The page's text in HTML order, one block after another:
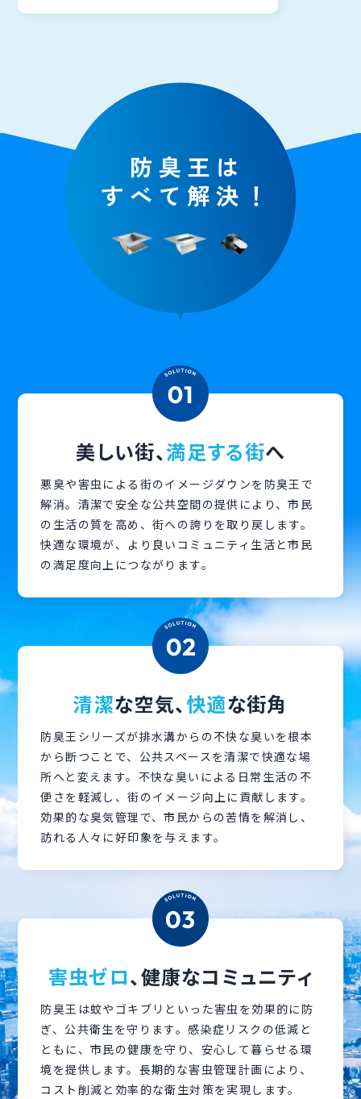
美しい街、満足する街へ
悪臭や害虫による街のイメージダウンを防臭王で
解消。清潔で安全な公共空間の提供により、市民
の生活の質を高め、街への誇りを取り戻します。
快適な環境が、より良いコミュニティ生活と市民
の満足度向上につながります。
清潔な空気、 快適な街角
防臭王シリーズが排水溝からの不快な臭いを根本
から断つことで、公共スペースを清潔で快適な場
所へと変えます。不快な臭いによる日常生活の不
便さを軽減し、街のイメージ向上に貢献します。
効果的な臭気管理で、市民からの苦情を解消し、
訪れる人々に好印象を与えます。
害虫ゼロ、健康なコミュニティ
防臭王は蚊やゴキブリといった害虫を効果的に防
ぎ、公共衛生を守ります。感染症リスクの低減と
ともに、市民の健康を守り、安心して暮らせる環
境を提供します。長期的な害虫管理計画により、
コスト削減と効率的な衛生対策を実現します。